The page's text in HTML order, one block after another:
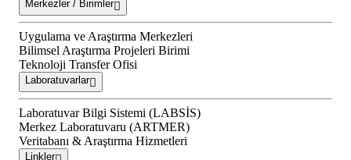
Merkezler / Birimler
Uygulama ve Araştırma Merkezleri
Bilimsel Araştırma Projeleri Birimi
Teknoloji Transfer Ofisi
Laboratuvarlar
Laboratuvar Bilgi Sistemi (LABSİS)
Merkez Laboratuvaru (ARTMER)
Veritabanı & Araştırma Hizmetleri
Linkler